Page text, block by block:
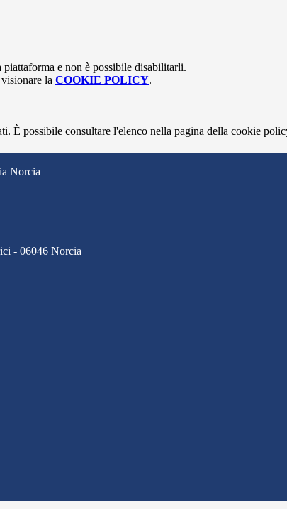
e non è possibile disabilitarli.
la COOKIE POLICY.
È possibile consultare l'elenco nella pagina della cookie
Norcia
- 06046 Norcia